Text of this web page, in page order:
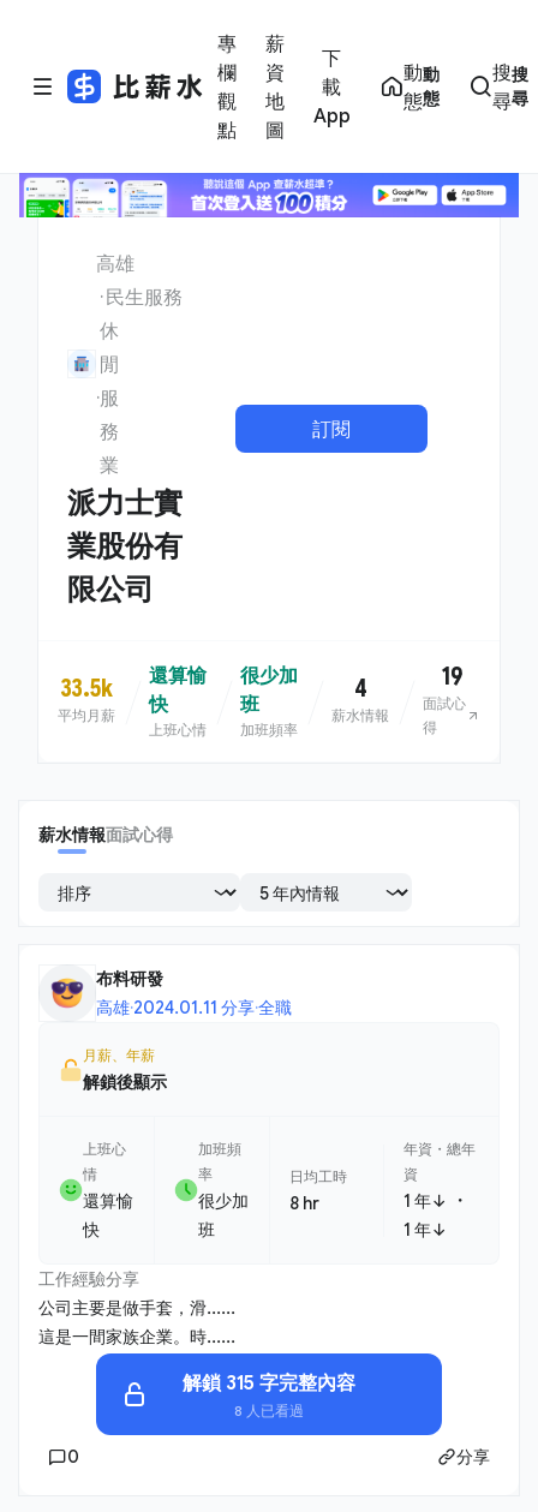
專
欄
觀
點
薪
資
地
圖
下
載
App
動
態
動
態
搜
尋
搜
尋
高雄
民生服務
休
閒
服
務
業
派力士實
業股份有
限公司
訂閱
33.5k
平均月薪
還算愉
快
上班心情
很少加
班
加班頻率
4
薪水情報
19
面試心
得
薪水情報面試心得
布料研發
高雄·2024.01.11 分享·全職
月薪、年薪
解鎖後顯示
上班心
情
還算愉
快
加班頻
率
很少加
班
日均工時
8 hr
年資・總年
資
1 年↓ ・
1 年↓
工作經驗分享
公司主要是做手套，滑......
這是一間家族企業。時......
解鎖 315 字完整內容
8 人已看過
0 分享